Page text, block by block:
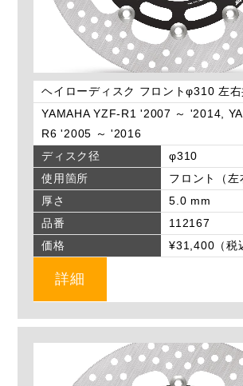
ヘイローディスク フロントφ310 左右
YAMAHA YZF-R1 '2007 ～ '2014,
R6 '2005 ～ '2016
ディスク径
φ310
使用箇所
フロント（左
厚さ
5.0 mm
品番
112167
価格
¥31,400（税
詳細